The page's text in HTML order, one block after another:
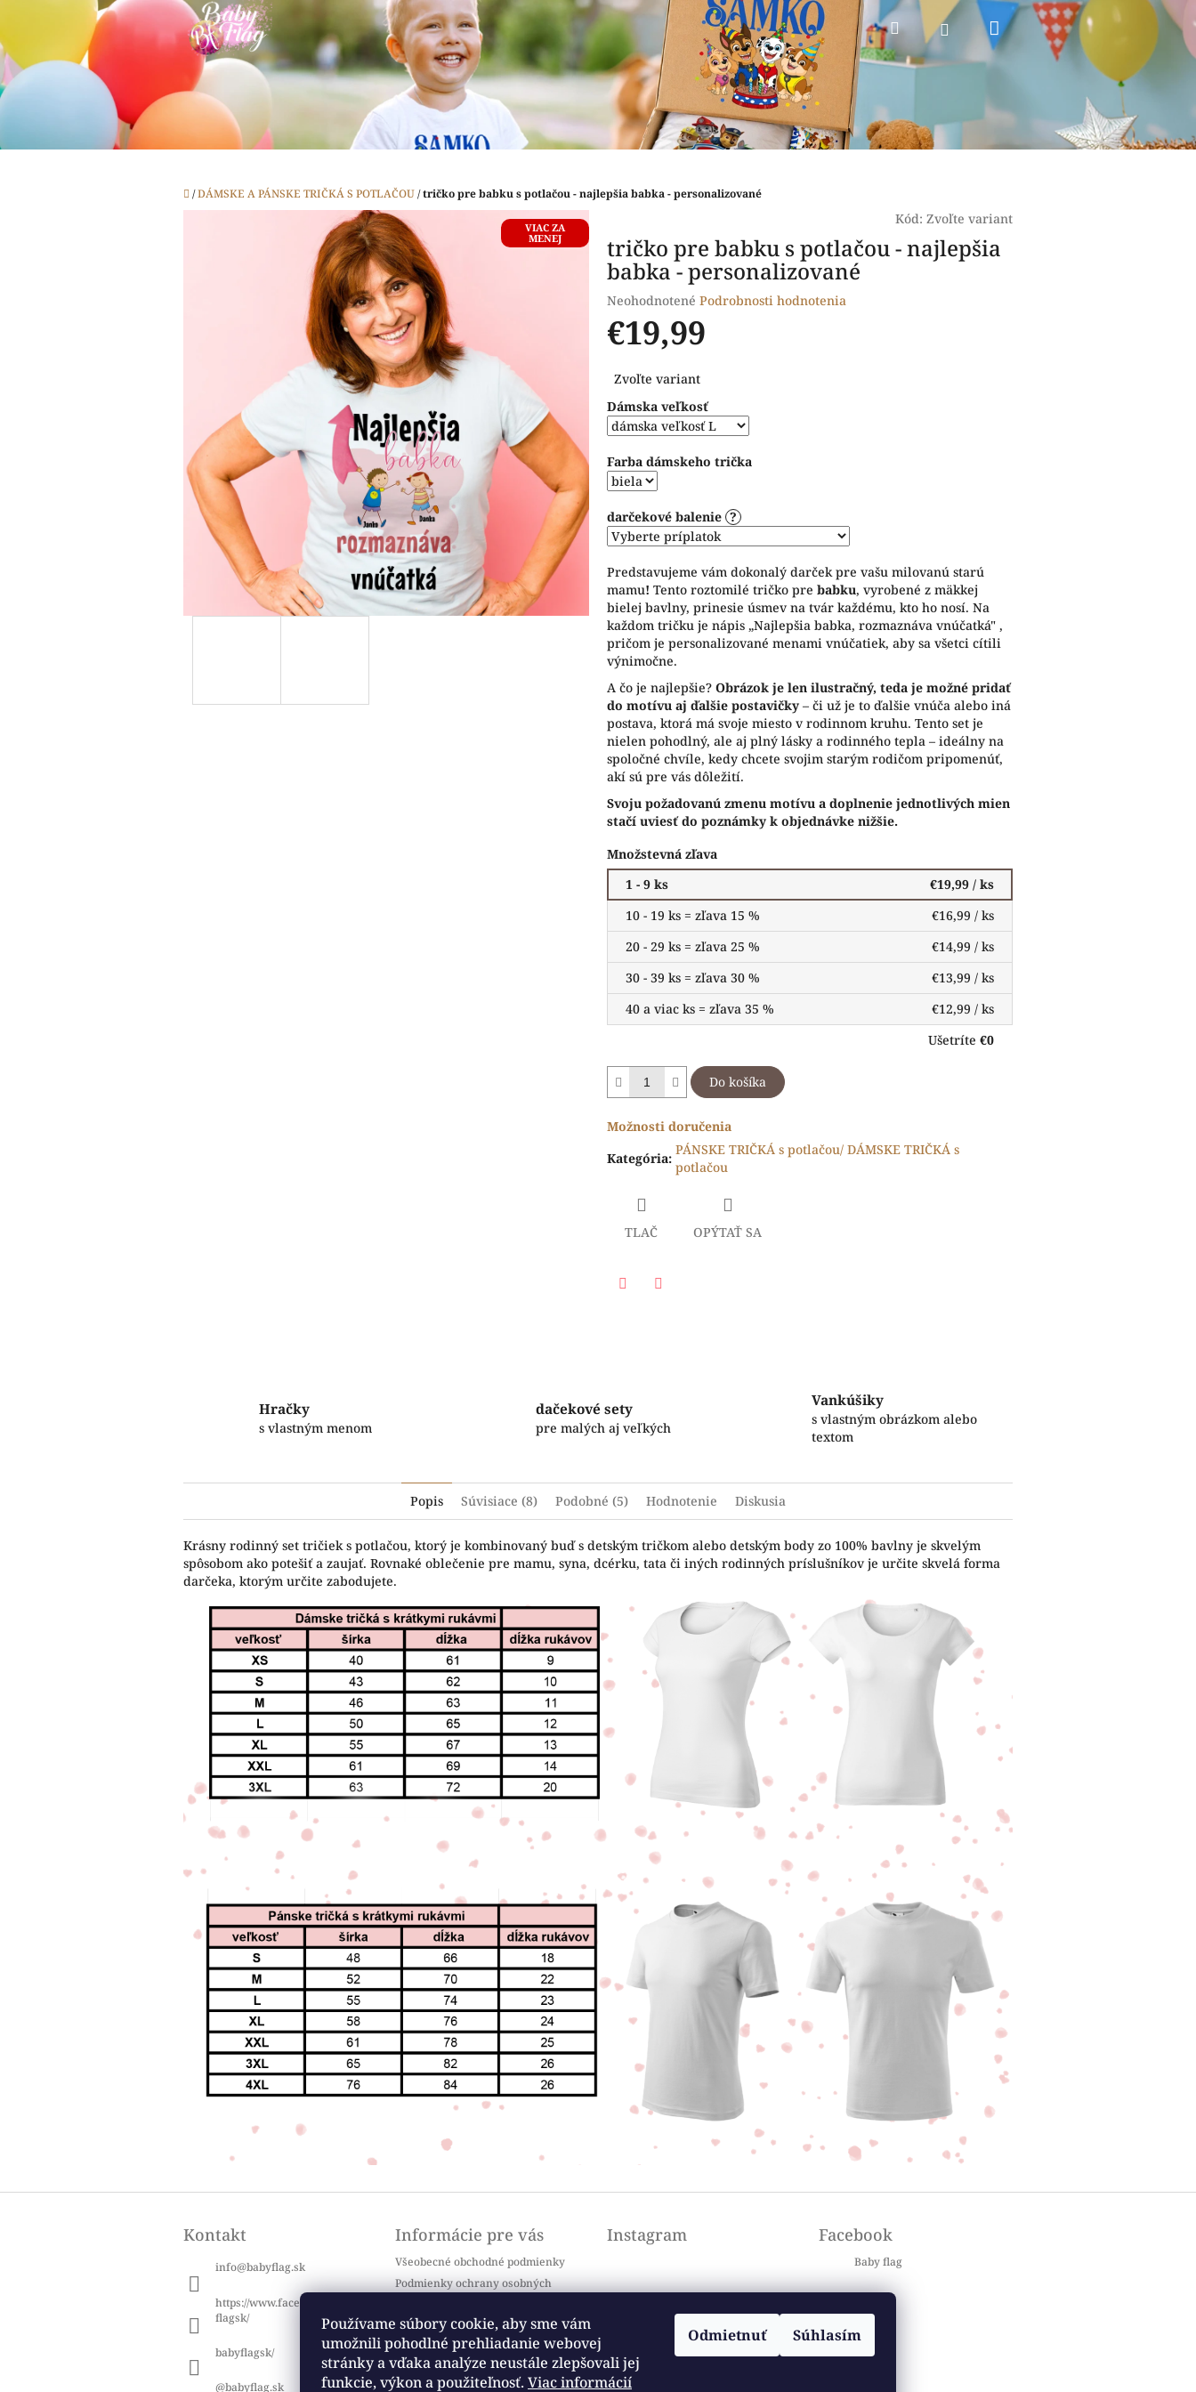
Používame súbory cookie, aby sme vám
umožnili pohodlné prehliadanie webovej
stránky a vďaka analýze neustále zlepšovali jej
funkcie, výkon a použiteľnosť. Viac informácií
Odmietnuť Súhlasím
obsah
HľadaťPrihlásenieNákupný
Domov
/DÁMSKE A PÁNSKE TRIČKÁ S POTLAČOU/tričko pre babku s potlačou - najlepšia babka - personalizované
VIAC ZA
MENEJ
Kód: Zvoľte variant
tričko pre babku s potlačou - najlepšia
babka - personalizované
Priemerné
hodnotenie
produktu
0,0
5
hviezdičiek.
Neohodnotené Podrobnosti hodnotenia
€19,99
cena:
Zvoľte variant
Dámska veľkosť
Farba dámskeho trička
darčekové balenie ?
Predstavujeme vám dokonalý darček pre vašu milovanú starú
mamu! Tento roztomilé tričko pre babku, vyrobené z mäkkej
bielej bavlny, prinesie úsmev na tvár každému, kto ho nosí. Na
každom tričku je nápis „Najlepšia babka, rozmaznáva vnúčatká" ,
pričom je personalizované menami vnúčatiek, aby sa všetci cítili
výnimočne.
A čo je najlepšie? Obrázok je len ilustračný, teda je možné pridať
do motívu aj ďalšie postavičky – či už je to ďalšie vnúča alebo iná
postava, ktorá má svoje miesto v rodinnom kruhu. Tento set je
nielen pohodlný, ale aj plný lásky a rodinného tepla – ideálny na
spoločné chvíle, kedy chcete svojim starým rodičom pripomenúť,
akí sú pre vás dôležití.
Svoju požadovanú zmenu motívu a doplnenie jednotlivých mien
stačí uviesť do poznámky k objednávke nižšie.
Množstevná zľava
1 - 9 ks
€19,99 / ks
10 - 19 ks = zľava 15 %
€16,99 / ks
20 - 29 ks = zľava 25 %
€14,99 / ks
30 - 39 ks = zľava 30 %
€13,99 / ks
40 a viac ks = zľava 35 %
€12,99 / ks
Ušetríte €0
Do košíka
Možnosti doručenia
Kategória:
PÁNSKE TRIČKÁ s potlačou/ DÁMSKE TRIČKÁ s
potlačou
TLAČ OPÝTAŤ SA
Hračky
s vlastným menom
dačekové sety
pre malých aj veľkých
Vankúšiky
s vlastným obrázkom alebo
textom
Popis Súvisiace (8) Podobné (5) Hodnotenie Diskusia
Krásny rodinný set tričiek s potlačou, ktorý je kombinovaný buď s detským tričkom alebo detským body zo 100% bavlny je skvelým
spôsobom ako potešiť a zaujať. Rovnaké oblečenie pre mamu, syna, dcérku, tata či iných rodinných príslušníkov je určite skvelá forma
darčeka, ktorým určite zabodujete.
Kontakt
info@babyflag.sk
https://www.facebook.com/baby
flagsk/
babyflagsk/
@babyflag.sk
Informácie pre vás
Všeobecné obchodné podmienky
Podmienky ochrany osobných
Doprava a platba
Kontakty
Často kladené otázky / FAQ
Moja objednávka
Instagram
Sledovať na Instagrame
Facebook
Baby flag